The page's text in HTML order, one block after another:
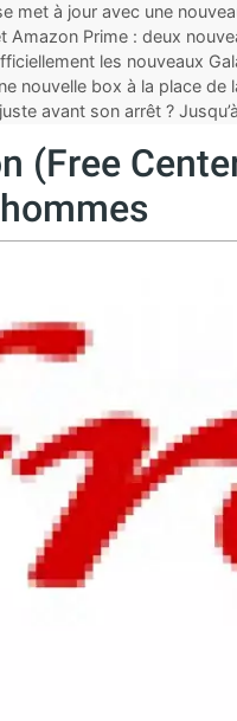
met à jour avec une
...
Amazon Prime : deux
les nouveaux
nouvelle box à la place de
avant son arrêt ?
(Free